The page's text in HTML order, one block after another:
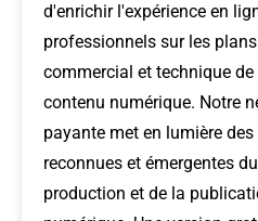
d'enrichir l'expérience en
professionnels sur les
commercial et technique
contenu numérique. Notre
payante met en lumière
reconnues et émergentes
production et de la